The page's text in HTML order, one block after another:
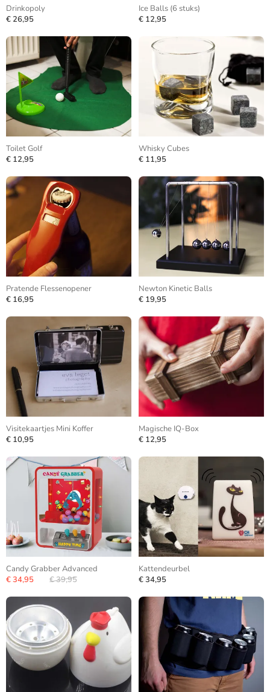
Drinkopoly
€ 26,95
Ice Balls (6 stuks)
€ 12,95
Toilet Golf
€ 12,95
Whisky Cubes
€ 11,95
Pratende Flessenopener
€ 16,95
Newton Kinetic Balls
€ 19,95
Visitekaartjes Mini Koffer
€ 10,95
Magische IQ-Box
€ 12,95
Candy Grabber Advanced
€ 34,95
€ 39,95
Kattendeurbel
€ 34,95